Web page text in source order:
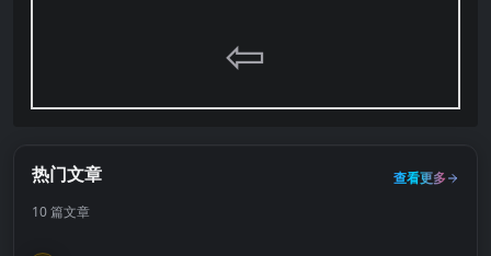
⇦
热门文章
查看更多
10 篇文章